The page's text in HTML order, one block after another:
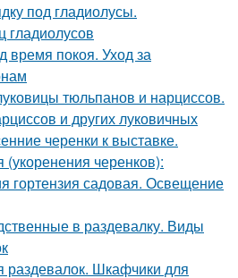
под гладиолусы.
гладиолусов
время покоя. Уход за
тюльпанов и нарциссов.
и других луковичных
черенки к выставке.
черенков):
гортензия садовая. Освещение
в раздевалку. Виды
раздевалок. Шкафчики для